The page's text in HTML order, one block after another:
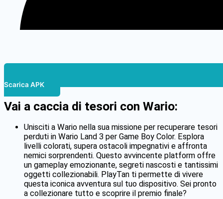
Scarica APK
Vai a caccia di tesori con Wario:
Unisciti a Wario nella sua missione per recuperare tesori
perduti in Wario Land 3 per Game Boy Color. Esplora
livelli colorati, supera ostacoli impegnativi e affronta
nemici sorprendenti. Questo avvincente platform offre
un gameplay emozionante, segreti nascosti e tantissimi
oggetti collezionabili. PlayTan ti permette di vivere
questa iconica avventura sul tuo dispositivo. Sei pronto
a collezionare tutto e scoprire il premio finale?